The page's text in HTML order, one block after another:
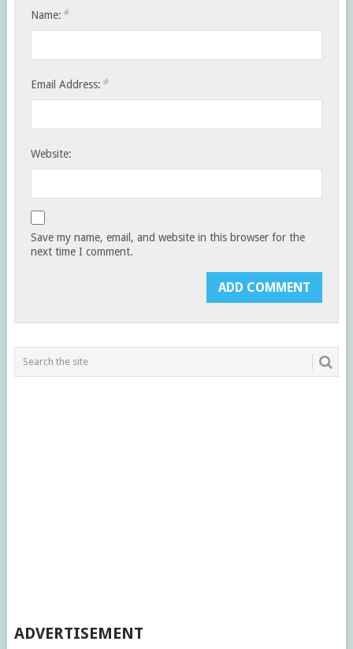
Name: *
Email Address: *
Website:
Save my name, email, and website in this browser for the
next time I comment.
ADVERTISEMENT